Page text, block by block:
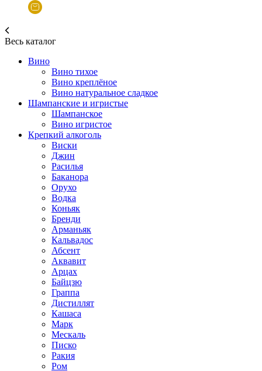
Весь каталог
Вино
Вино тихое
Вино креплёное
Вино натуральное сладкое
Шампанские и игристые
Шампанское
Вино игристое
Крепкий алкоголь
Виски
Джин
Расилья
Баканора
Орухо
Водка
Коньяк
Бренди
Арманьяк
Кальвадос
Абсент
Аквавит
Арцах
Байцзю
Граппа
Дистиллят
Кашаса
Марк
Мескаль
Писко
Ракия
Ром